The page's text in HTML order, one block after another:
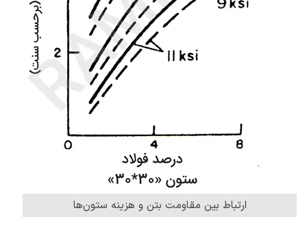
ارتباط بین مقاومت بتن و هزینه‌ ستون‌ها